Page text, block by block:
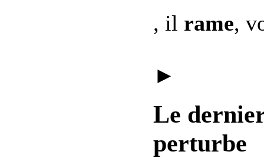
, il rame,
►
Le
perturbe